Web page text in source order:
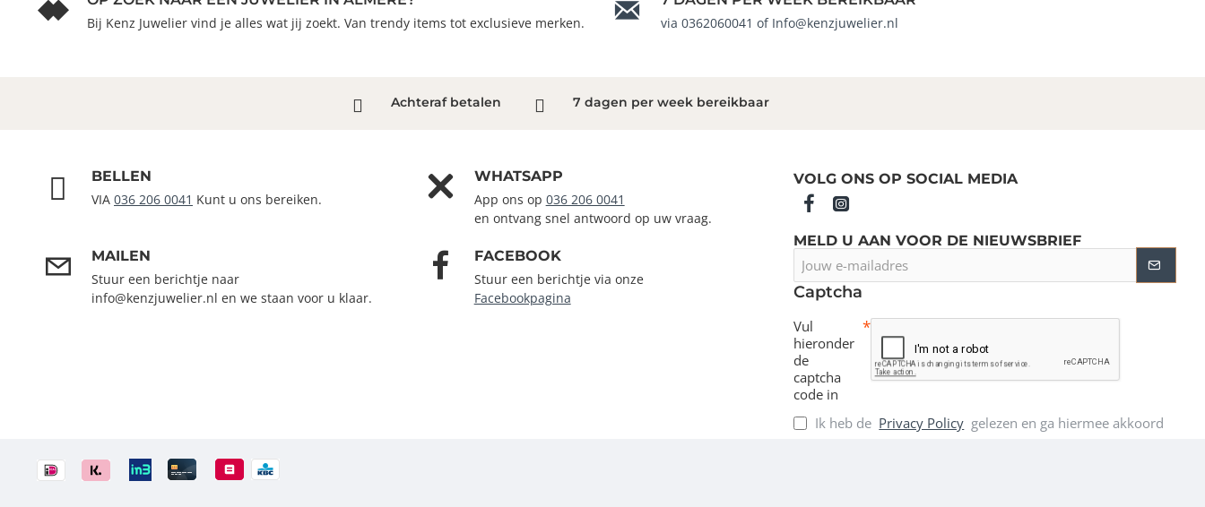
Bij Kenz Juwelier vind je alles wat jij zoekt. Van trendy items tot exclusieve merken.
via 0362060041 of Info@kenzjuwelier.nl
Achteraf betalen 7 dagen per week bereikbaar
BELLEN
VIA 036 206 0041 Kunt u ons bereiken.
WHATSAPP
App ons op 036 206 0041
en ontvang snel antwoord op uw vraag.
MAILEN
Stuur een berichtje naar
info@kenzjuwelier.nl en we staan voor u klaar.
FACEBOOK
Stuur een berichtje via onze
Facebookpagina
VOLG ONS OP SOCIAL MEDIA
MELD U AAN VOOR DE NIEUWSBRIEF
Jouw
e-
mailadres
Captcha
Vul
hieronder
de
captcha
code in
Ik heb de Privacy Policy gelezen en ga hiermee akkoord